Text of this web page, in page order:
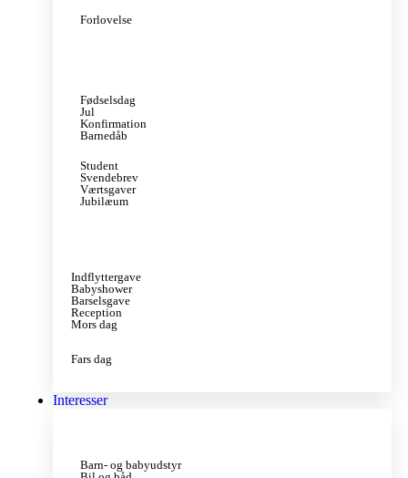
Forlovelse
Fødselsdag
Jul
Konfirmation
Barnedåb
Student
Svendebrev
Værtsgaver
Jubilæum
Indflyttergave
Babyshower
Barselsgave
Reception
Mors dag
Fars dag
Interesser
Barn- og babyudstyr